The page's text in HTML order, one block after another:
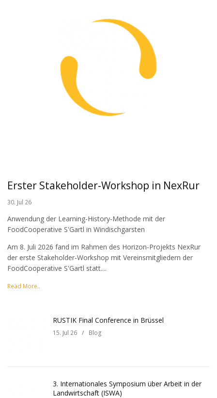
Erster Stakeholder-Workshop in NexRur
30. Jul 26
Anwendung der Learning-History-Methode mit der
FoodCooperative S'Gartl in Windischgarsten
Am 8. Juli 2026 fand im Rahmen des Horizon-Projekts NexRur
der erste Stakeholder-Workshop mit Vereinsmitgliedern der
FoodCooperative S'Gartl statt....
Read More..
RUSTIK Final Conference in Brüssel
15. Jul 26 / Blog
3. Internationales Symposium über Arbeit in der
Landwirtschaft (ISWA)